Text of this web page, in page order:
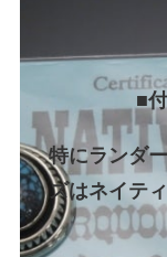
■
特にランダ
ズはネイテ